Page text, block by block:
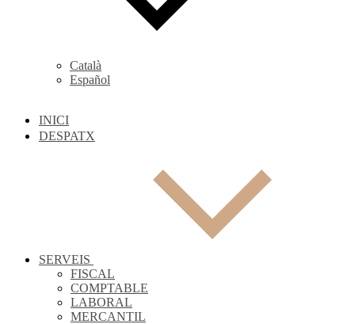
Català
Español
INICI
DESPATX
SERVEIS
FISCAL
COMPTABLE
LABORAL
MERCANTIL